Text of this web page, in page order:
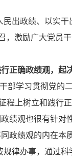
出政绩、以实干
，激励广大党
正确政绩观，起
部学习贯彻党的
程上树立和践行
绩观也很有针对
同政绩观的内在
律办事，通过